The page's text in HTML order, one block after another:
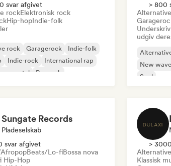
svar afgivet
rockElektronisk rock
Hip-hopIndie-folk
rock Garagerock
Indie-folk
Indie-rock
International rap
metal
Poprock
> 800
udgiv
New wave
Soul
Sungate Records
Pladeselskab
svar afgivet
Beats/Lo-fiBossa nova
Hip-Hop
>
Klassisk